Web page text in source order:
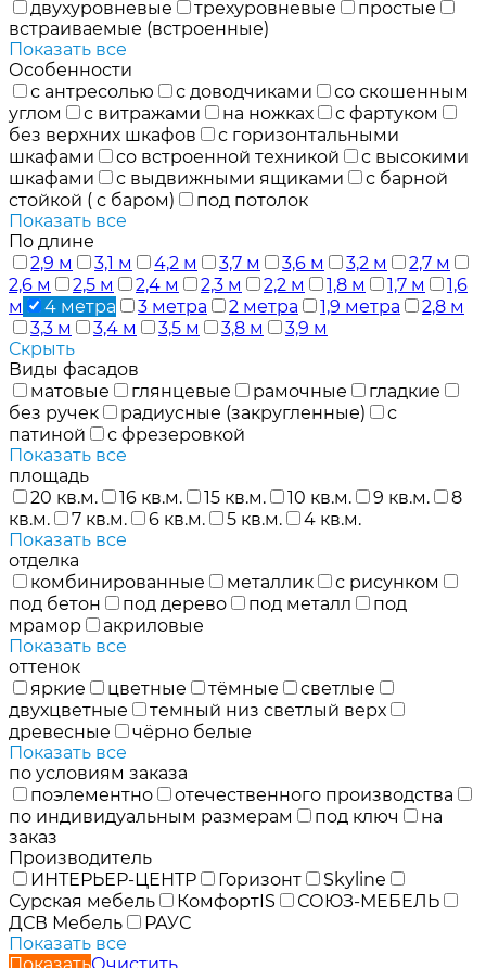
двухуровневые
трехуровневые
простые
встраиваемые (встроенные)
Показать все
Особенности
с антресолью
с доводчиками
со скошенным
углом
с витражами на ножках
с фартуком
без верхних шкафов
с горизонтальными
шкафами
со встроенной техникой
с высокими
шкафами
с выдвижными ящиками
с барной
стойкой ( с баром)
под потолок
Показать все
По длине
2,9 м
3,1 м 4,2 м 3,7 м 3,6 м 3,2 м
2,7 м
2,6 м
2,5 м 2,4 м 2,3 м 2,2 м 1,8 м 1,7 м
1,6
м
4 метра 3 метра 2 метра 1,9 метра
2,8 м
3,3 м
3,4 м 3,5 м 3,8 м
3,9 м
Скрыть
Виды фасадов
матовые
глянцевые рамочные
гладкие
без ручек
радиусные (закругленные)
с
патиной
с фрезеровкой
Показать все
площадь
20 кв.м.
16 кв.м. 15 кв.м. 10 кв.м. 9 кв.м.
8
кв.м.
7 кв.м. 6 кв.м. 5 кв.м.
4 кв.м.
Показать все
отделка
комбинированные
металлик
с рисунком
под бетон
под дерево под металл
под
мрамор
акриловые
Показать все
оттенок
яркие
цветные тёмные
светлые
двухцветные
темный низ светлый верх
древесные
чёрно белые
Показать все
по условиям заказа
поэлементно
отечественного производства
по индивидуальным размерам
под ключ
на
заказ
Производитель
ИНТЕРЬЕР-ЦЕНТР
Горизонт
Skyline
Сурская мебель
КомфортIS
СОЮЗ-МЕБЕЛЬ
ДСВ Мебель
РАУС
Показать все